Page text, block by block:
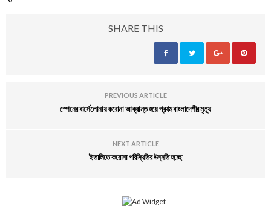
SHARE THIS
PREVIOUS ARTICLE
স্পেনের বার্সেলোনায় করোনা আক্রান্ত হয়ে প্রথম বাংলাদেশীর মৃত্যু
NEXT ARTICLE
ইতালিতে করোনা পরিস্থিতির উন্নতি হচ্ছে